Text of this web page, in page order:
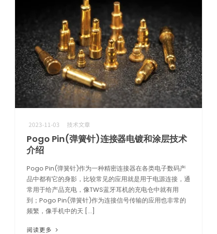
攻克高速背板瓶颈，赋能AI集群，实现超低延迟与海量数据的高效传导
机器人精密互连方案
专攻微型化场景，为人形机器人手指关节提供高柔性与高精度信号传输
2023-11-03 技术文章
Pogo Pin(弹簧针)连接器电镀和涂层技术
介绍
Pogo Pin(弹簧针)作为一种精密连接器在各类电子数码产
品中都有它的身影，比较常见的应用就是用于电源连接，通
常用于给产品充电，像TWS蓝牙耳机的充电仓中就有用
到；Pogo Pin(弹簧针)作为连接信号传输的应用也非常的
频繁，像手机中的天 […]
阅读更多